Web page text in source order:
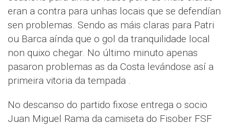
eran a contra para unhas locais que se defendían
sen problemas. Sendo as máis claras para Patri
ou Barca aínda que o gol da tranquilidade local
non quixo chegar. No último minuto apenas
pasaron problemas as da Costa levándose así a
primeira vitoria da tempada .
No descanso do partido fixose entrega o socio
Juan Miguel Rama da camiseta do Fisober FSF